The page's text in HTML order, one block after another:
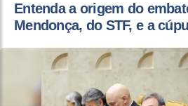
Entenda a origem do
Mendonça, do STF, e a